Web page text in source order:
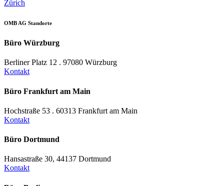
Zürich
OMB AG Standorte
Büro Würzburg
Berliner Platz 12 . 97080 Würzburg
Kontakt
Büro Frankfurt am Main
Hochstraße 53 . 60313 Frankfurt am Main
Kontakt
Büro Dortmund
Hansastraße 30, 44137 Dortmund
Kontakt